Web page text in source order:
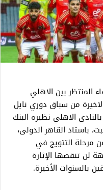
المنتظر بين الاهلي
من سباق دوري نايل
الاهلي نظيره البنك
باستاد القاهر الدولى،
مرحلة التتويج في
لن تنقصها الإثارة
بالسنوات الأخيرة.